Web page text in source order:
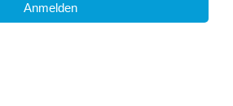
Anmelden